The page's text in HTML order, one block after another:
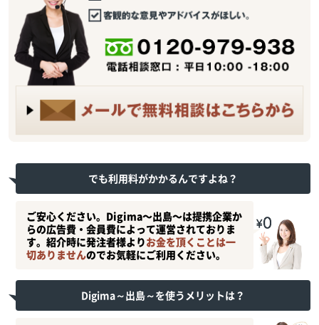
でも利用料がかかるんですよね？
ご安心ください。Digima〜出島〜は提携企業か
らの広告費・会員費によって運営されておりま
す。紹介時に発注者様よりお金を頂くことは一
切ありませんのでお気軽にご利用ください。
Digima～出島～を使うメリットは？